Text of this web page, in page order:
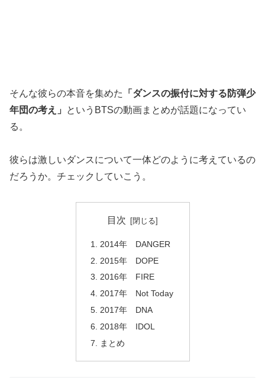
そんな彼らの本音を集めた
「ダンスの振付に対する防弾少
年団の考え」
というBTSの動画まとめが話題になってい
る。
彼らは激しいダンスについて一体どのように考えているの
だろうか。チェックしていこう。
目次
2014年 DANGER
2015年 DOPE
2016年 FIRE
2017年 Not Today
2017年 DNA
2018年 IDOL
まとめ